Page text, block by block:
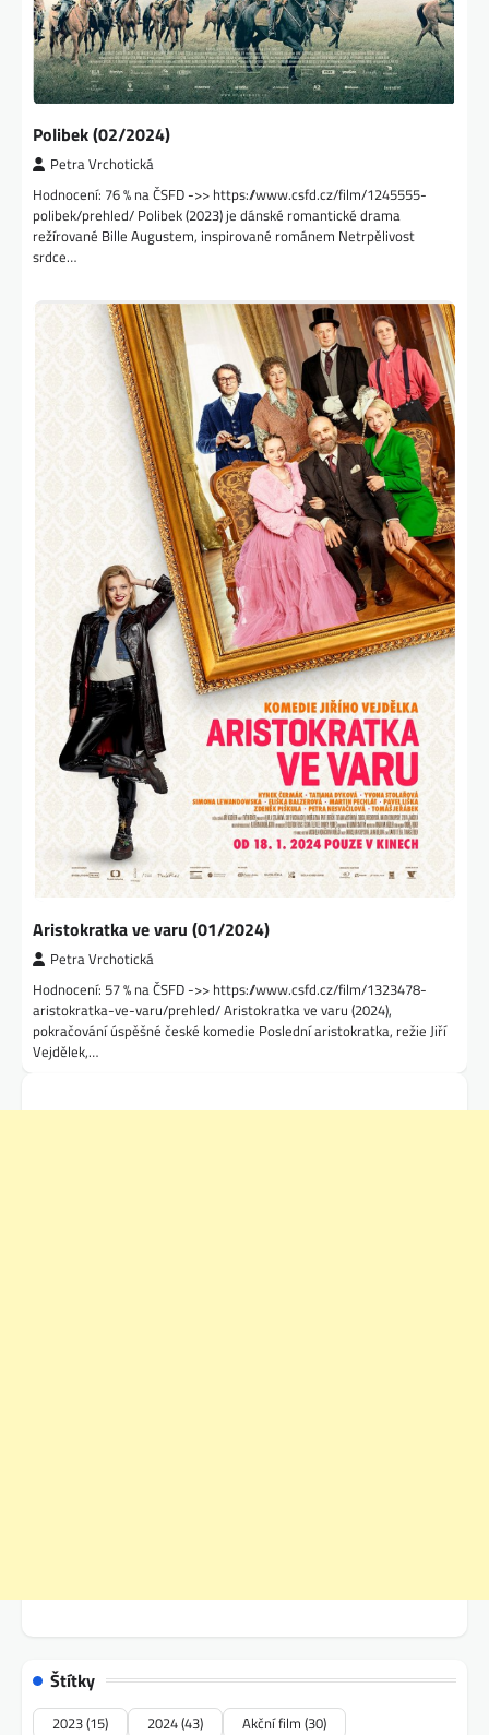
Polibek (02/2024)
Petra Vrchotická
Hodnocení: 76 % na ČSFD ->> https://www.csfd.cz/film/1245555-
polibek/prehled/ Polibek (2023) je dánské romantické drama
režírované Bille Augustem, inspirované románem Netrpělivost
srdce…
Aristokratka ve varu (01/2024)
Petra Vrchotická
Hodnocení: 57 % na ČSFD ->> https://www.csfd.cz/film/1323478-
aristokratka-ve-varu/prehled/ Aristokratka ve varu (2024),
pokračování úspěšné české komedie Poslední aristokratka, režie Jiří
Vejdělek,…
Štítky
2023(15) 2024(43) Akční film (30)